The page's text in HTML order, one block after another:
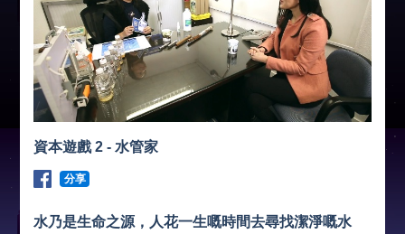
資本遊戲 2 - 水管家
分享
水乃是生命之源，人花一生嘅時間去尋找潔淨嘅水